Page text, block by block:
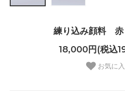
練り込み顔料
18,000円(税込
お気に